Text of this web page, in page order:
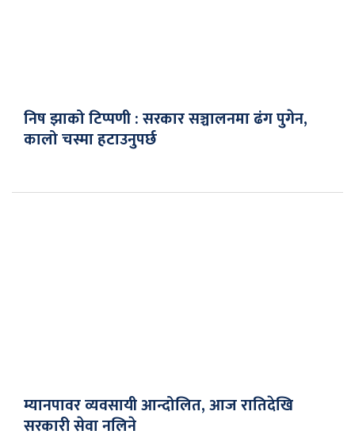
निष झाको टिप्पणी : सरकार सञ्चालनमा ढंग पुगेन,
कालो चस्मा हटाउनुपर्छ
म्यानपावर व्यवसायी आन्दोलित, आज रातिदेखि
सरकारी सेवा नलिने